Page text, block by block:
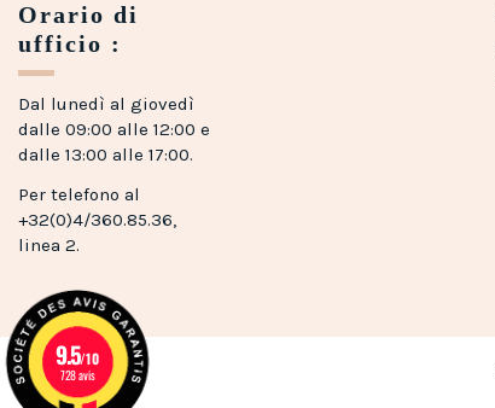
Orario di
ufficio :
Dal lunedì al giovedì
dalle 09:00 alle 12:00 e
dalle 13:00 alle 17:00.
Per telefono al
+32(0)4/360.85.36,
linea 2.
9.5/10
728 avis